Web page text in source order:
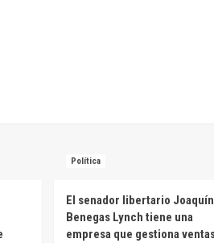
Política
El senador libertario Joaquín
Benegas Lynch tiene una
empresa que gestiona